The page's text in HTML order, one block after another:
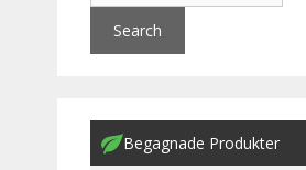
Search
Begagnade Produkter